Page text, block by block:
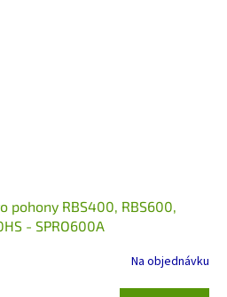
pohony RBS400, RBS600,
- SPRO600A
Na objednávku